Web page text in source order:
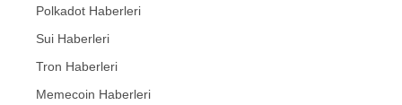
Polkadot Haberleri
Sui Haberleri
Tron Haberleri
Memecoin Haberleri